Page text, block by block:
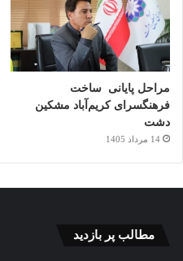
مراحل پایانی ساخت
فرهنگسرای کریم‌آباد مشکین
دشت
14 مرداد 1405
مطالب پر بازدید